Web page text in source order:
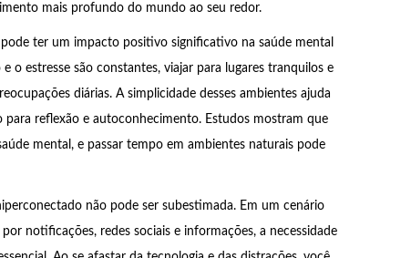
mais profundo do mundo ao seu redor.
ter um impacto positivo significativo na saúde mental
o estresse são constantes, viajar para lugares tranquilos e
diárias. A simplicidade desses ambientes ajuda
reflexão e autoconhecimento. Estudos mostram que
mental, e passar tempo em ambientes naturais pode
não pode ser subestimada. Em um cenário
notificações, redes sociais e informações, a necessidade